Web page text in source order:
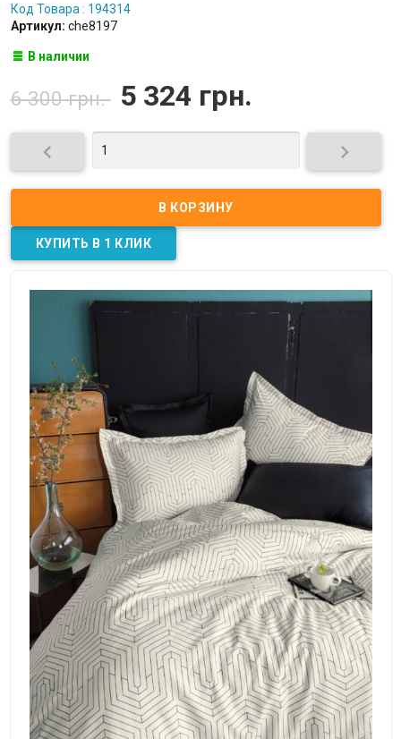
Код Товара : 194314
Артикул: che8197
В наличии
6 300 грн. 5 324 грн.
 